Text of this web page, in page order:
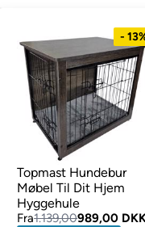
-
Topmast Hundebur
Møbel Til Dit Hjem
Hyggehule
Fra1.139,00989,00